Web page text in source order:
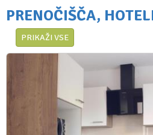
PRENOČIŠČA,
PRIKAŽI VSE